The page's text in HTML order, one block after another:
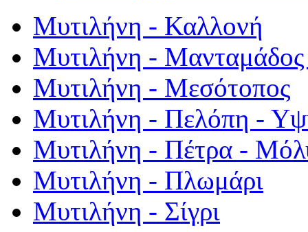
Μυτιλήνη - Καλλονή
Μυτιλήνη - Μανταμάδος
Μυτιλήνη - Μεσότοπος
Μυτιλήνη - Πελόπη -
Μυτιλήνη - Πέτρα -
Μυτιλήνη - Πλωμάρι
Μυτιλήνη - Σίγρι